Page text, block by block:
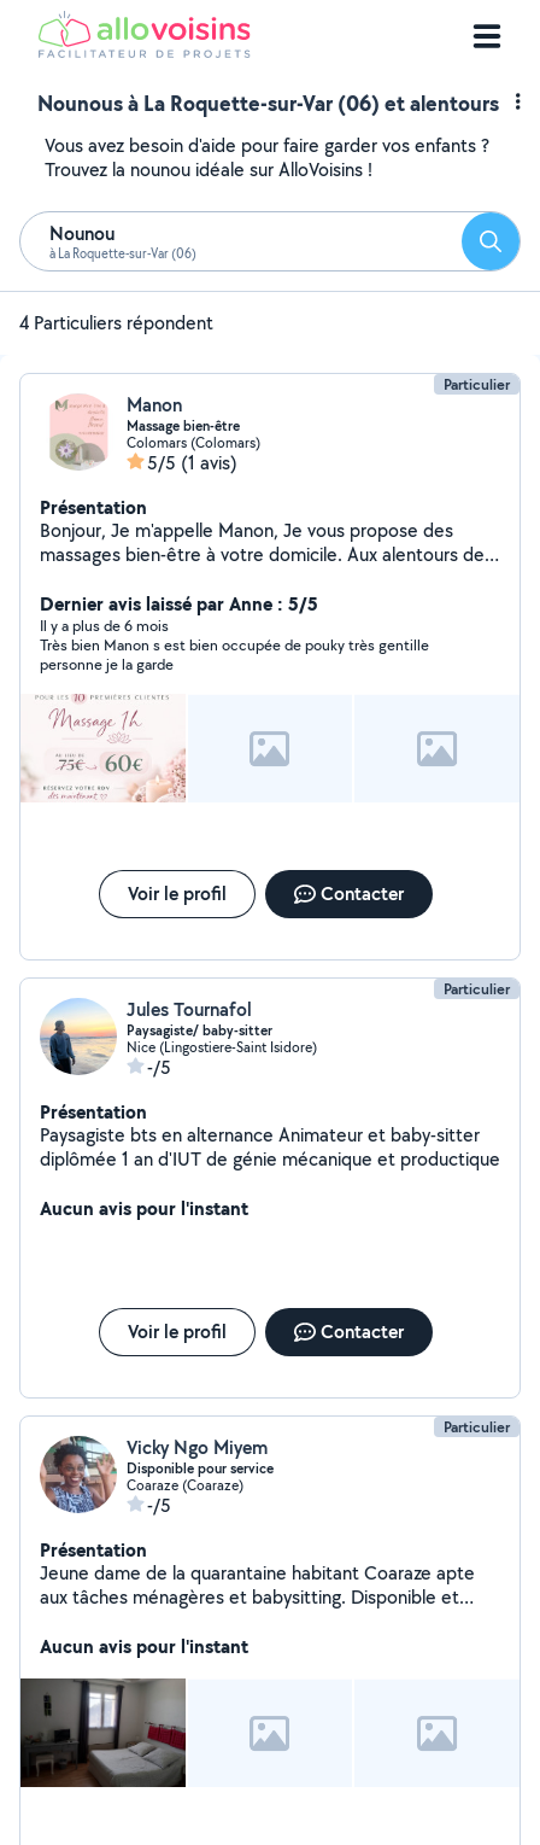
Nounous à La Roquette-sur-Var (06) et alentours
Vous avez besoin d'aide pour faire garder vos enfants ?
Trouvez la nounou idéale sur AlloVoisins !
Nounou
à La Roquette-sur-Var (06)
4 Particuliers répondent
Particulier
Manon
Massage bien-être
Colomars (Colomars)
5/5 (1 avis)
Présentation
Bonjour, Je m'appelle Manon, Je vous propose des
massages bien-être à votre domicile. Aux alentours de
Suédois. Uniquement pour femme.
Dernier avis laissé par Anne : 5/5
Il y a plus de 6 mois
Très bien Manon s est bien occupée de pouky très gentille
personne je la garde
Voir le profil Contacter
Particulier
Jules Tournafol
Paysagiste/ baby-sitter
Nice (Lingostiere-Saint Isidore)
-/5
Présentation
Paysagiste bts en alternance Animateur et baby-sitter
diplômée 1 an d'IUT de génie mécanique et productique
Aucun avis pour l'instant
Voir le profil Contacter
Particulier
Vicky Ngo Miyem
Disponible pour service
Coaraze (Coaraze)
-/5
Présentation
Jeune dame de la quarantaine habitant Coaraze apte
aux tâches ménagères et babysitting. Disponible et
Aucun avis pour l'instant